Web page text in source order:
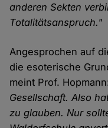
anderen Sekten
Totalitätsanspruch."
Angesprochen auf
die esoterische
meint Prof.
Gesellschaft. Also
zu glauben. Nur